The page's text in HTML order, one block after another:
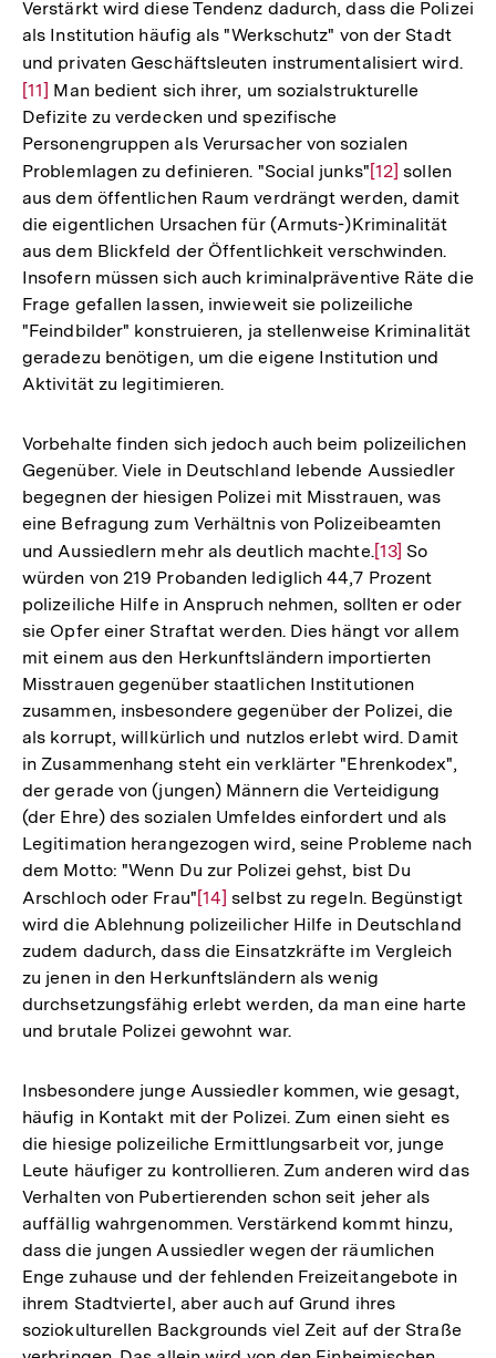
Verstärkt wird diese Tendenz dadurch, dass die Polizei
als Institution häufig als "Werkschutz" von der Stadt
und privaten Geschäftsleuten instrumentalisiert wird.
[11] Man bedient sich ihrer, um sozialstrukturelle
Defizite zu verdecken und spezifische
Personengruppen als Verursacher von sozialen
Problemlagen zu definieren. "Social junks"Zur
Auflösung
der
Fußnote
[12] sollen
aus dem öffentlichen Raum verdrängt werden, damit
die eigentlichen Ursachen für (Armuts-)Kriminalität
aus dem Blickfeld der Öffentlichkeit verschwinden.
Insofern müssen sich auch kriminalpräventive Räte die
Frage gefallen lassen, inwieweit sie polizeiliche
"Feindbilder" konstruieren, ja stellenweise Kriminalität
geradezu benötigen, um die eigene Institution und
Aktivität zu legitimieren.
Vorbehalte finden sich jedoch auch beim polizeilichen
Gegenüber. Viele in Deutschland lebende Aussiedler
begegnen der hiesigen Polizei mit Misstrauen, was
eine Befragung zum Verhältnis von Polizeibeamten
und Aussiedlern mehr als deutlich machte.Zur
Auflösung
der
Fußnote
[13] So
würden von 219 Probanden lediglich 44,7 Prozent
polizeiliche Hilfe in Anspruch nehmen, sollten er oder
sie Opfer einer Straftat werden. Dies hängt vor allem
mit einem aus den Herkunftsländern importierten
Misstrauen gegenüber staatlichen Institutionen
zusammen, insbesondere gegenüber der Polizei, die
als korrupt, willkürlich und nutzlos erlebt wird. Damit
in Zusammenhang steht ein verklärter "Ehrenkodex",
der gerade von (jungen) Männern die Verteidigung
(der Ehre) des sozialen Umfeldes einfordert und als
Legitimation herangezogen wird, seine Probleme nach
dem Motto: "Wenn Du zur Polizei gehst, bist Du
Arschloch oder Frau"Zur
Auflösung
der
Fußnote
[14] selbst zu regeln. Begünstigt
wird die Ablehnung polizeilicher Hilfe in Deutschland
zudem dadurch, dass die Einsatzkräfte im Vergleich
zu jenen in den Herkunftsländern als wenig
durchsetzungsfähig erlebt werden, da man eine harte
und brutale Polizei gewohnt war.
Insbesondere junge Aussiedler kommen, wie gesagt,
häufig in Kontakt mit der Polizei. Zum einen sieht es
die hiesige polizeiliche Ermittlungsarbeit vor, junge
Leute häufiger zu kontrollieren. Zum anderen wird das
Verhalten von Pubertierenden schon seit jeher als
auffällig wahrgenommen. Verstärkend kommt hinzu,
dass die jungen Aussiedler wegen der räumlichen
Enge zuhause und der fehlenden Freizeitangebote in
ihrem Stadtviertel, aber auch auf Grund ihres
soziokulturellen Backgrounds viel Zeit auf der Straße